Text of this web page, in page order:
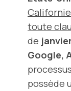
toute
de
Google,
possède